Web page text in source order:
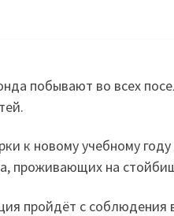
побывают во всех
к новому учебному
проживающих на
пройдёт с соблюдения